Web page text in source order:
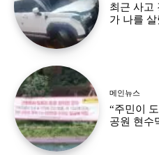
최근 사고
가 나를 살
메인뉴스
“주민이
공원 현수